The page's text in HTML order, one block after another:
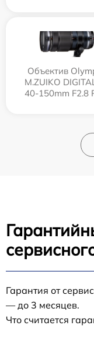
Объектив
M.ZUIKO
40-150mm F2.8
Гарантия от
— до 3 месяцев.
Что считается